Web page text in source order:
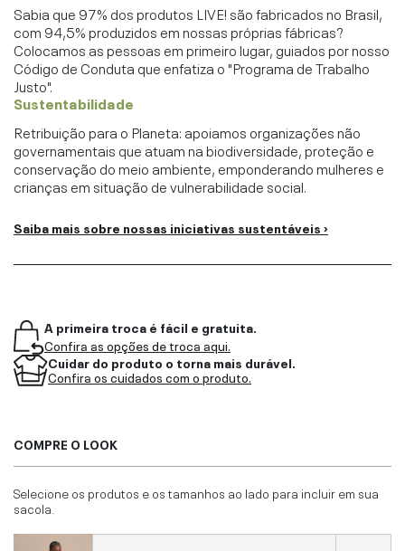
Sabia que 97% dos produtos LIVE! são fabricados no Brasil,
com 94,5% produzidos em nossas próprias fábricas?
Colocamos as pessoas em primeiro lugar, guiados por nosso
Código de Conduta que enfatiza o "Programa de Trabalho
Justo".
Sustentabilidade
Retribuição para o Planeta: apoiamos organizações não
governamentais que atuam na biodiversidade, proteção e
conservação do meio ambiente, emponderando mulheres e
crianças em situação de vulnerabilidade social.
Saiba mais sobre nossas iniciativas sustentáveis ›
A primeira troca é fácil e gratuita.
Confira as opções de troca aqui.
Cuidar do produto o torna mais durável.
Confira os cuidados com o produto.
COMPRE O LOOK
Selecione os produtos e os tamanhos ao lado para incluir em sua
sacola.